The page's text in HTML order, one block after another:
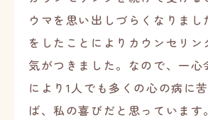
ウマを思い出しづらくなりまし
をしたことによりカウンセリン
気がつきました。なので、一心
により1人でも多くの心の病に
ば、私の喜びだと思っています。